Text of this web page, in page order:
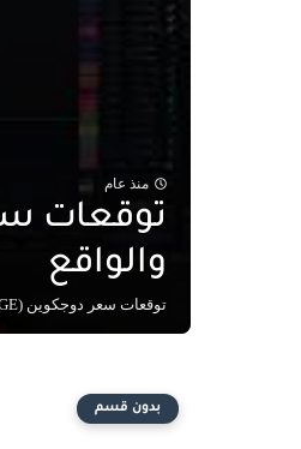
منذ عام
والواقع
توقعات سعر دوجكوين (DOGE) نهاية 2025 - بين الميم والواقعدوجكوين، العملة الرقمية التي بدأت كمزحة، تحو...
بدون قسم